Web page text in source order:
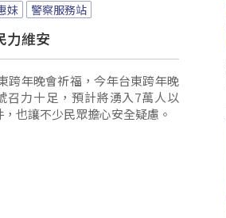
妹 警察服務站
力維安
跨年晚會祈福，今年台東跨年晚
召力十足，預計將湧入7萬人以
也讓不少民眾擔心安全疑慮。